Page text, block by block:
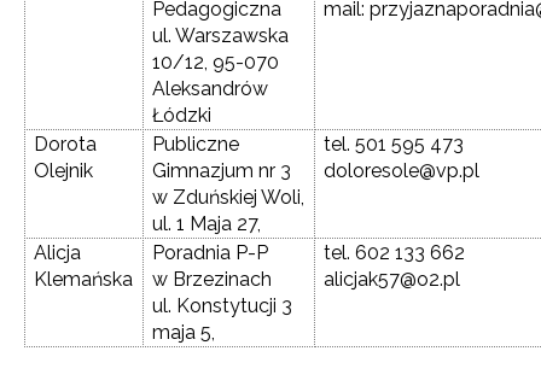
Pedagogiczna
ul. Warszawska
10/12, 95-070
Aleksandrów
Łódzki
mail:
Dorota
Olejnik
Publiczne
Gimnazjum nr 3
w Zduńskiej Woli,
ul. 1 Maja 27,
tel. 501 595 473
doloresole@vp.pl
Alicja
Klemańska
Poradnia P-P
w Brzezinach
ul. Konstytucji 3
maja 5,
tel. 602 133 662
alicjak57@o2.pl